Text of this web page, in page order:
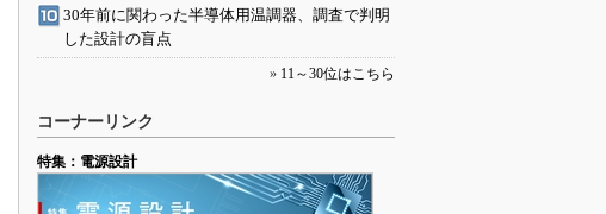
30年前に関わった半導体用温調器、調査で判明
した設計の盲点
» 11～30位はこちら
コーナーリンク
特集：電源設計